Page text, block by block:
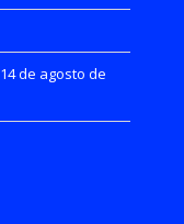
14 de agosto de